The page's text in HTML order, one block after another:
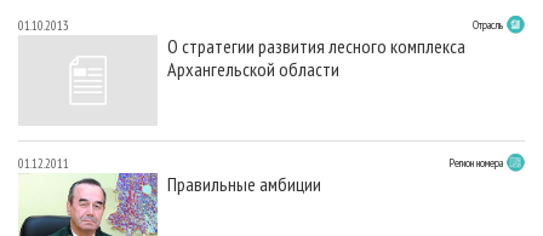
01.10.2013 Отрасль
О стратегии развития лесного комплекса
Архангельской области
01.12.2011 Регион номера
Правильные амбиции